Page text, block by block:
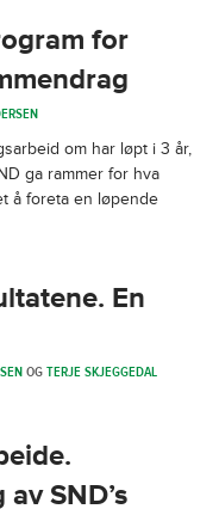
for
om har løpt i 3 år,
ga rammer for hva
å foreta en løpende
En
OGTERJE SKJEGGEDAL
SND’s